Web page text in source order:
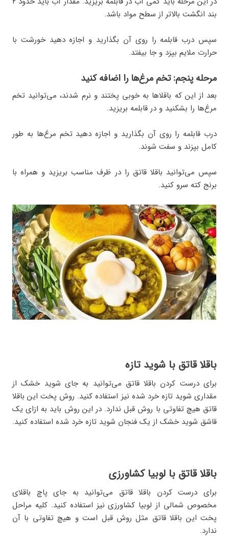
بند انگشت بالاتر از سطح مواد باشد.
سپس درب قابلمه را روی آن بگذارید و اجازه دهید خورشت با
حرارت ملایم بپزد و جا بیفتد.
مرحله پنجم: تخم مرغ‌ها را اضافه کنید
بعد از این که باقلاها به خوبی پختند و نرم شدند، می‌توانید تخم
مرغ‌ها را بشکنید و در قابلمه بریزید.
درب قابلمه را روی آن بگذارید و اجازه دهید تخم مرغ‌ها به طور
کامل بپزند و سفت شوند.
سپس می‌توانید باقلا قاتق را در ظرف مناسب بریزید و همراه با
برنج کته سرو کنید.
باقلا قاتق با شوید تازه
برای درست کردن باقلا قاتق می‌توانید به جای شوید خشک از
مقداری شوید تازه خرد شده نیز استفاده کنید. روش پخت این باقلا
قاتق هیچ تفاوتی با روش قبل ندارد. در این روش باید به ازای یک
قاشق شوید خشک از یک فنجان شوید تازه خرد شده استفاده کنید.
باقلا قاتق با لوبیا کشاورزی
برای درست کردن باقلا قاتق می‌توانید به جای پاچ باقلای
مخصوص شمالی از لوبیا کشاورزی نیز استفاده کنید. کلیه مراحل
پخت این باقلا قاتق مثل روش قبل است و هیچ تفاوتی با آن
ندارد.